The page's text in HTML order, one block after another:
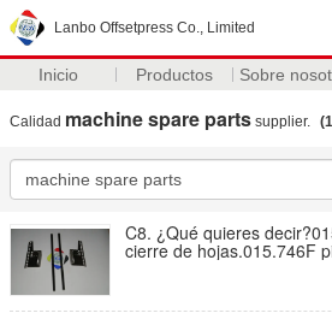
Lanbo Offsetpress Co., Limited
Inicio Productos Sobre
Calidad machine spare parts supplier.
C8. ¿Qué quieres
cierre de hojas.015.746F